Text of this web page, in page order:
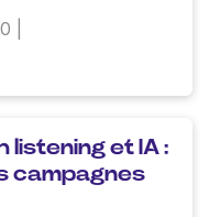
listening et IA :
campagnes